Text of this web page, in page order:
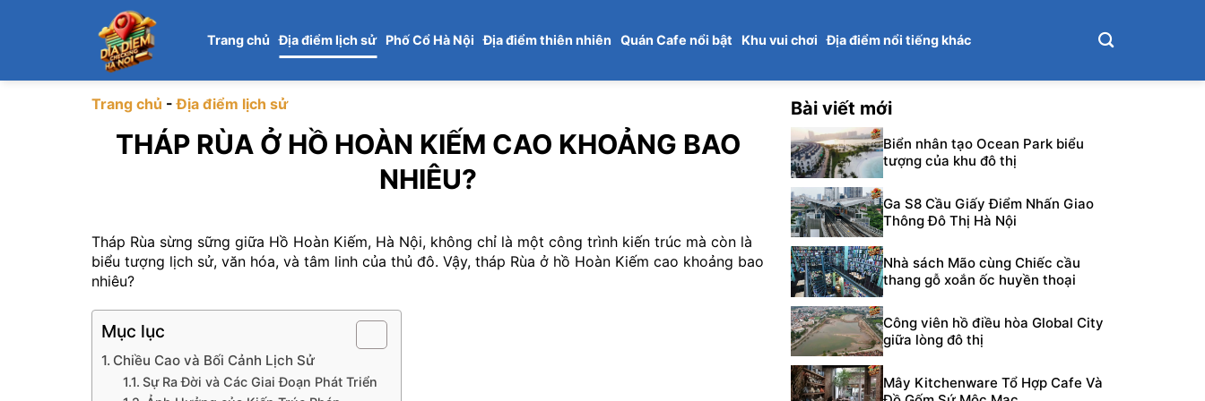
dung
Trang chủ Địa điểm lịch sử Phố Cổ Hà Nội Địa điểm thiên nhiên Quán Cafe nổi bật Khu vui chơi Địa điểm nổi tiếng khác
Trang chủ -Địa điểm lịch sử
THÁP RÙA Ở HỒ HOÀN KIẾM CAO KHOẢNG BAO
NHIÊU?
Tháp Rùa sừng sững giữa Hồ Hoàn Kiếm, Hà Nội, không chỉ là một công trình kiến trúc mà còn là
biểu tượng lịch sử, văn hóa, và tâm linh của thủ đô. Vậy, tháp Rùa ở hồ Hoàn Kiếm cao khoảng bao
nhiêu?
Mục lục
Chiều Cao và Bối Cảnh Lịch Sử
Sự Ra Đời và Các Giai Đoạn Phát Triển
Bài viết mới
Biển nhân tạo Ocean Park biểu
tượng của khu đô thị
Ga S8 Cầu Giấy Điểm Nhấn Giao
Thông Đô Thị Hà Nội
Nhà sách Mão cùng Chiếc cầu
thang gỗ xoắn ốc huyền thoại
Công viên hồ điều hòa Global City
giữa lòng đô thị
Mây Kitchenware Tổ Hợp Cafe Và